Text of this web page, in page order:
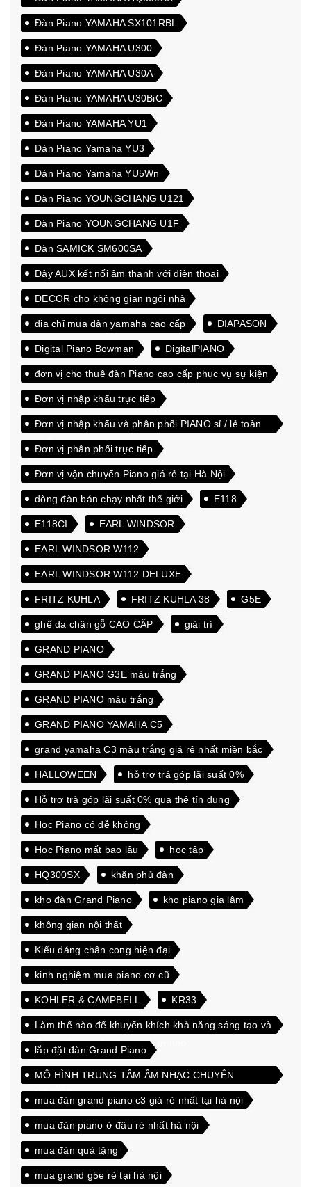
Đàn Piano YAMAHA SX101RBL
Đàn Piano YAMAHA U300
Đàn Piano YAMAHA U30A
Đàn Piano YAMAHA U30BiC
Đàn Piano YAMAHA YU1
Đàn Piano Yamaha YU3
Đàn Piano Yamaha YU5Wn
Đàn Piano YOUNGCHANG U121
Đàn Piano YOUNGCHANG U1F
Đàn SAMICK SM600SA
Dây AUX kết nối âm thanh với điện thoại
DECOR cho không gian ngôi nhà
địa chỉ mua đàn yamaha cao cấp DIAPASON
Digital Piano Bowman DigitalPIANO
đơn vị cho thuê đàn Piano cao cấp phục vụ sự kiện
Đơn vị nhập khẩu trực tiếp
Đơn vị nhập khẩu và phân phối PIANO sỉ / lẻ toàn
quốc
Đơn vị phân phối trực tiếp
Đơn vị vận chuyển Piano giá rẻ tại Hà Nội
dòng đàn bán chạy nhất thế giới E118
E118CI EARL WINDSOR
EARL WINDSOR W112
EARL WINDSOR W112 DELUXE
FRITZ KUHLA FRITZ KUHLA 38 G5E
ghế da chân gỗ CAO CẤP giải trí
GRAND PIANO
GRAND PIANO G3E màu trắng
GRAND PIANO màu trắng
GRAND PIANO YAMAHA C5
grand yamaha C3 màu trắng giá rẻ nhất miền bắc
HALLOWEEN hỗ trợ trả góp lãi suất 0%
Hỗ trợ trả góp lãi suất 0% qua thẻ tín dụng
Học Piano có dễ không
Học Piano mất bao lâu học tập
HQ300SX khăn phủ đàn
kho đàn Grand Piano kho piano gia lâm
không gian nội thất
Kiểu dáng chân cong hiện đại
kinh nghiệm mua piano cơ cũ
KOHLER & CAMPBELL KR33
Làm thế nào để khuyến khích khả năng sáng tạo và
đam mê học hỏi của các bạn nhỏ
lắp đặt đàn Grand Piano
MÔ HÌNH TRUNG TÂM ÂM NHẠC CHUYÊN
NGHIỆP
mua đàn grand piano c3 giá rẻ nhất tại hà nội
mua đàn piano ở đâu rẻ nhất hà nội
mua đàn quà tặng
mua grand g5e rẻ tại hà nội